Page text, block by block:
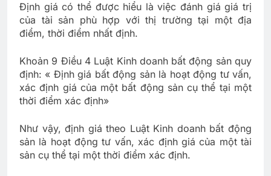
Định giá có thể được hiểu là việc đánh giá giá trị
của tài sản phù hợp với thị trường tại một địa
điểm, thời điểm nhất định.
Khoản 9 Điều 4 Luật Kinh doanh bất động sản quy
định: « Định giá bất động sản là hoạt động tư vấn,
xác định giá của một bất động sản cụ thể tại một
thời điểm xác định»
Như vậy, định giá theo Luật Kinh doanh bất động
sản là hoạt động tư vấn, xác định giá của một tài
sản cụ thể tại một thời điểm xác định.